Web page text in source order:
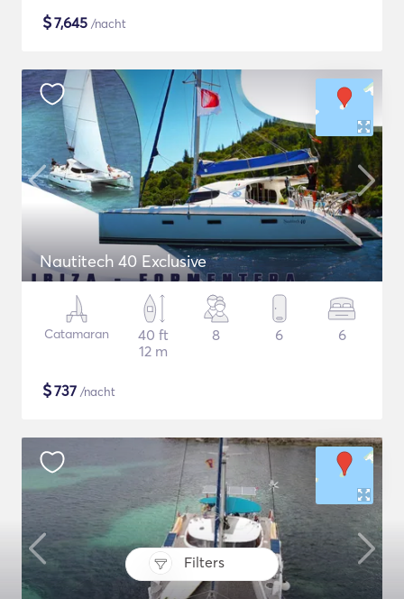
Filters
$7,645 /nacht
Nautitech 40 Exclusive
Catamaran
40 ft
12 m
8 6 6
$737 /nacht